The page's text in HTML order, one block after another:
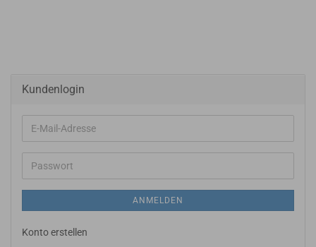
Kundenlogin
E-
Mail-
Adresse
Passwort
ANMELDEN
Konto erstellen